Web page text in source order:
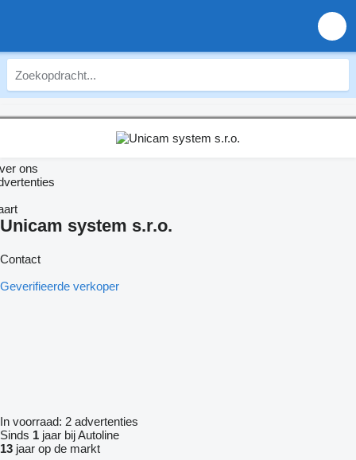
ons
Unicam system s.r.o.
Contact
Geverifieerde verkoper
In voorraad: 2 advertenties
Sinds 1 jaar bij Autoline
13 jaar op de markt